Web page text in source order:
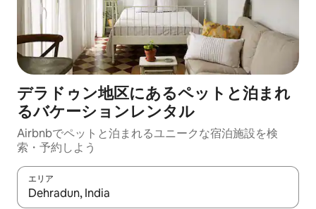
デラドゥン地区にあるペットと泊まれ
るバケーションレンタル
Airbnbでペットと泊まれるユニークな宿泊施設を検
索・予約しよう
エリア
検索結果が表示されたら、上下の矢印キーを使って移動するか